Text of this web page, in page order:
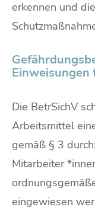
erkennen und
Die BetrSichV
Arbeitsmittel
gemäß § 3
Mitarbeiter
eingewiesen